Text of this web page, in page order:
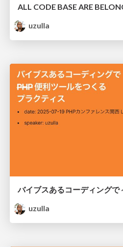
ALL CODE BASE ARE
uzulla
uzulla